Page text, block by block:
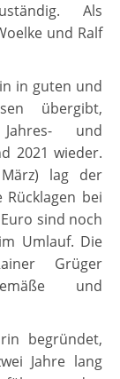
Als
und Ralf
in guten und
übergibt,
und
2021 wieder.
lag der
bei
sind noch
Umlauf. Die
Grüger
und
begründet,
Jahre lang